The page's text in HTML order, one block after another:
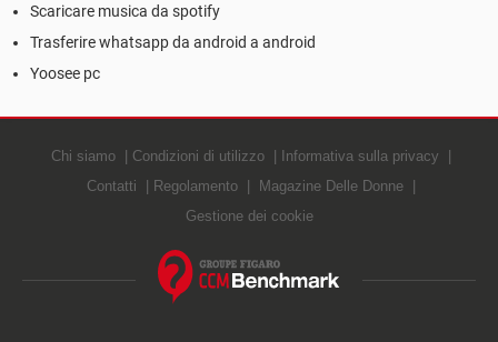
Scaricare musica da spotify
Trasferire whatsapp da android a android
Yoosee pc
Chi siamo Condizioni di utilizzo
Informativa sulla privacy
Contatti
Regolamento
Magazine Delle Donne
Gestione dei cookie